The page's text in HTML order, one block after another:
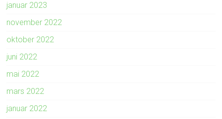
januar 2023
november 2022
oktober 2022
juni 2022
mai 2022
mars 2022
januar 2022